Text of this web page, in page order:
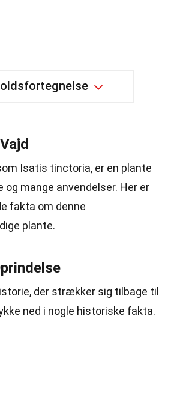
Isatis tinctoria, er en plante
og mange anvendelser. Her er
fakta om denne
plante.
der strækker sig tilbage til
ned i nogle historiske fakta.